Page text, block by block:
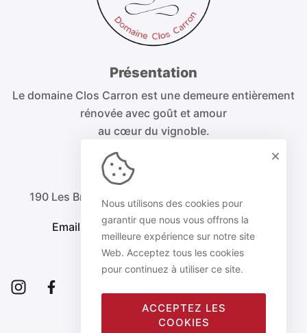
Présentation
Le domaine Clos Carron est une demeure entièrement
rénovée avec goût et amour
au cœur du vignoble.
Nous contacter
190 Les Brecatons, 71570 Saint Amour Bellevue
Email. domaine.closcarron@gmail.com
Tel. +33 6 86 76 99 46
Nous utilisons des cookies pour
garantir que nous vous offrons la
meilleure expérience sur notre site
Web. Acceptez tous les cookies
pour continuez à utiliser ce site.
ACCEPTEZ LES
COOKIES